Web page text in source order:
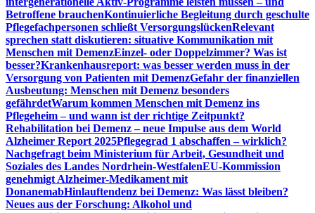
Betroffene brauchenKontinuierliche Begleitung durch geschulte
Pflegefachpersonen schließt VersorgungslückenRelevant
sprechen statt diskutieren: situative Kommunikation mit
Menschen mit DemenzEinzel- oder Doppelzimmer? Was ist
besser?Krankenhausreport: was besser werden muss in der
Versorgung von Patienten mit DemenzGefahr der finanziellen
Ausbeutung: Menschen mit Demenz besonders
gefährdetWarum kommen Menschen mit Demenz ins
Pflegeheim – und wann ist der richtige Zeitpunkt?
Rehabilitation bei Demenz – neue Impulse aus dem World
Alzheimer Report 2025Pflegegrad 1 abschaffen – wirklich?
Nachgefragt beim Ministerium für Arbeit, Gesundheit und
Soziales des Landes Nordrhein-WestfalenEU-Kommission
genehmigt Alzheimer-Medikament mit
DonanemabHinlauftendenz bei Demenz: Was lässt bleiben?
Neues aus der Forschung: Alkohol und